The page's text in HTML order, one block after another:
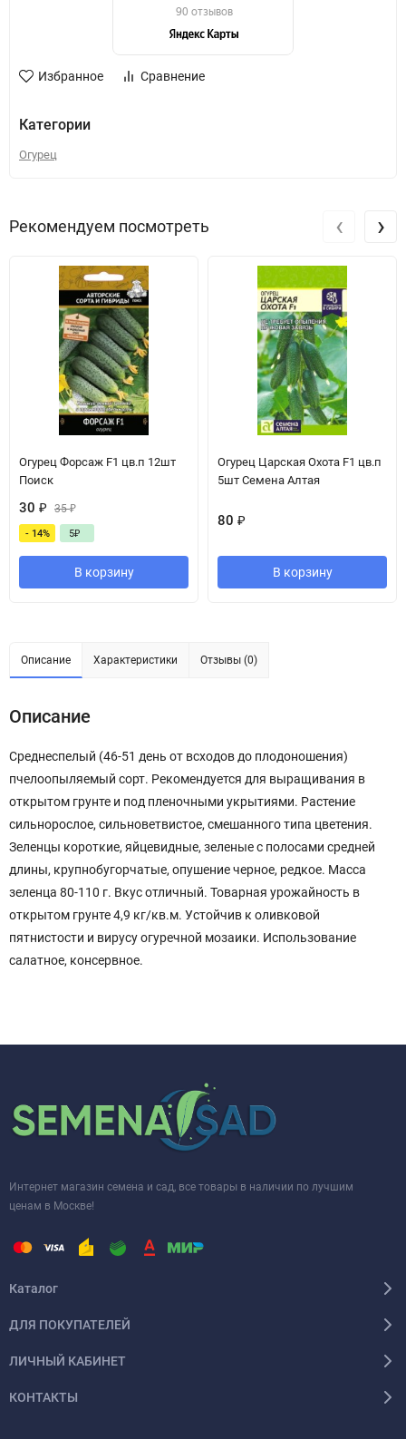
Избранное Сравнение
Категории
Огурец
Рекомендуем посмотреть
Огурец Форсаж F1 цв.п 12шт
Поиск
30 ₽ 35₽
- 14% 5₽
В корзину
Огурец Царская Охота F1 цв.п
5шт Семена Алтая
80 ₽
В корзину
‹ ›
Описание Характеристики Отзывы (0)
Описание
Среднеспелый (46-51 день от всходов до плодоношения)
пчелоопыляемый сорт. Рекомендуется для выращивания в
открытом грунте и под пленочными укрытиями. Растение
сильнорослое, сильноветвистое, смешанного типа цветения.
Зеленцы короткие, яйцевидные, зеленые с полосами средней
длины, крупнобугорчатые, опушение черное, редкое. Масса
зеленца 80-110 г. Вкус отличный. Товарная урожайность в
открытом грунте 4,9 кг/кв.м. Устойчив к оливковой
пятнистости и вирусу огуречной мозаики. Использование
салатное, консервное.
Интернет магазин семена и сад, все товары в наличии по лучшим
ценам в Москве!
Каталог
ДЛЯ ПОКУПАТЕЛЕЙ
ЛИЧНЫЙ КАБИНЕТ
КОНТАКТЫ